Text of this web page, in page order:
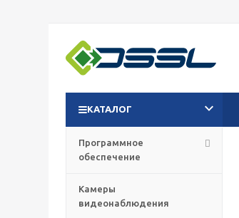
КАТАЛОГ
Программное
обеспечение
Камеры
видеонаблюдения